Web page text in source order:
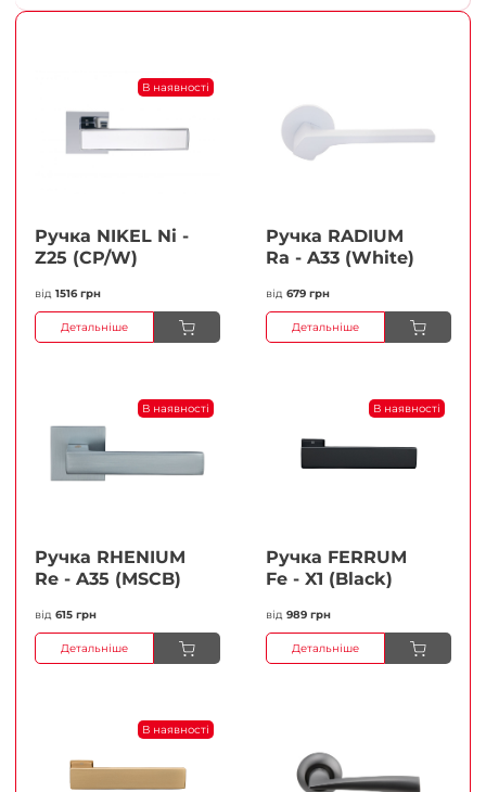
В наявності
Ручка NIKEL Ni -
Z25 (CP/W)
від 1516 грн
Детальніше
Ручка RADIUM
Ra - A33 (White)
від 679 грн
Детальніше
В наявності
Ручка RHENIUM
Re - A35 (MSCB)
від 615 грн
Детальніше
В наявності
Ручка FERRUМ
Fe - X1 (Black)
від 989 грн
Детальніше
В наявності